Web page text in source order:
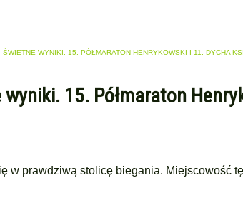
WYNIKI. 15. PÓŁMARATON HENRYKOWSKI I 11. DYCHA
15. Półmaraton
w prawdziwą stolicę biegania. Miejscowość